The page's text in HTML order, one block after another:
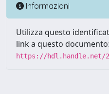
Informazioni
Utilizza questo
link a questo documento:
https://hdl.handle.net/